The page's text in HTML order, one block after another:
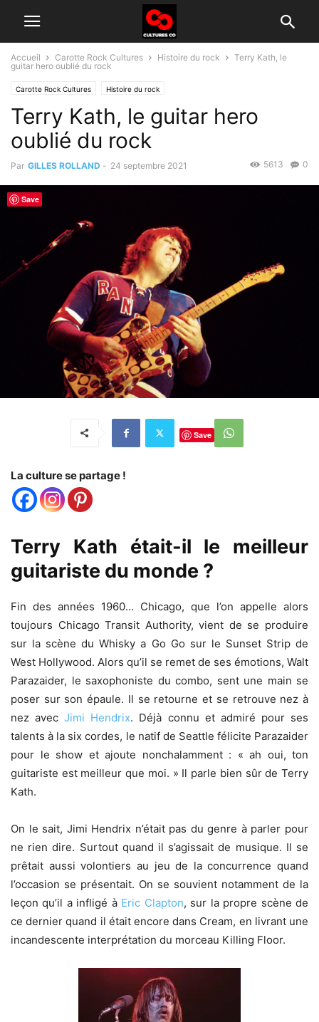
Accueil Carotte Rock Cultures Histoire du rock
Terry Kath, le
guitar hero oublié du rock
Carotte Rock Cultures Histoire du rock
Terry Kath, le guitar hero
oublié du rock
Par GILLES ROLLAND - 24 septembre 2021 0
5613
Save
La culture se partage !
Terry Kath était-il le meilleur
guitariste du monde ?
Fin des années 1960… Chicago, que l’on appelle alors
toujours Chicago Transit Authority, vient de se produire
sur la scène du Whisky a Go Go sur le Sunset Strip de
West Hollywood. Alors qu’il se remet de ses émotions, Walt
Parazaider, le saxophoniste du combo, sent une main se
poser sur son épaule. Il se retourne et se retrouve nez à
nez avecJimi Hendrix. Déjà connu et admiré pour ses
talents à la six cordes, le natif de Seattle félicite Parazaider
pour le show et ajoute nonchalamment : « ah oui, ton
guitariste est meilleur que moi. » Il parle bien sûr de Terry
Kath.
On le sait, Jimi Hendrix n’était pas du genre à parler pour
ne rien dire. Surtout quand il s’agissait de musique. Il se
prêtait aussi volontiers au jeu de la concurrence quand
l’occasion se présentait. On se souvient notamment de la
leçon qu’il a infligé à Eric Clapton, sur la propre scène de
ce dernier quand il était encore dans Cream, en livrant une
incandescente interprétation du morceau Killing Floor.
Save